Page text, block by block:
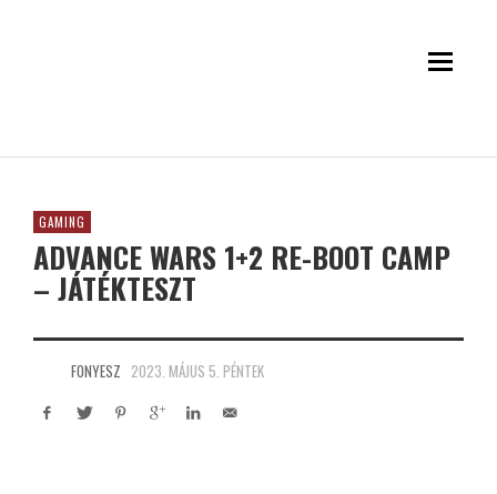
GAMING
ADVANCE WARS 1+2 RE-BOOT CAMP
– JÁTÉKTESZT
FONYESZ 2023. MÁJUS 5. PÉNTEK